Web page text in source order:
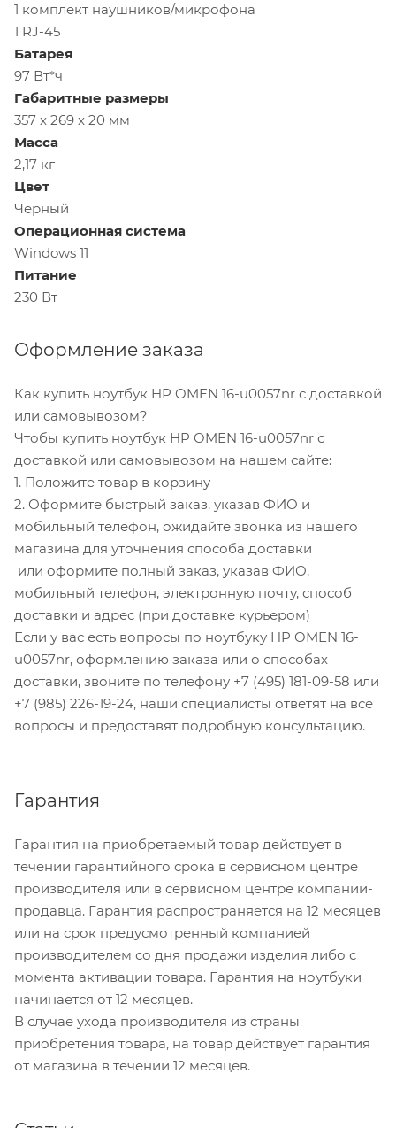
1 комплект наушников/микрофона
1 RJ-45
Батарея
97 Вт*ч
Габаритные размеры
357 x 269 x 20 мм
Масса
2,17 кг
Цвет
Черный
Операционная система
Windows 11
Питание
230 Вт
Оформление заказа
Как купить ноутбук HP OMEN 16-u0057nr с доставкой
или самовывозом?
Чтобы купить ноутбук HP OMEN 16-u0057nr с
доставкой или самовывозом на нашем сайте:
1. Положите товар в корзину
2. Оформите быстрый заказ, указав ФИО и
мобильный телефон, ожидайте звонка из нашего
магазина для уточнения способа доставки
или оформите полный заказ, указав ФИО,
мобильный телефон, электронную почту, способ
доставки и адрес (при доставке курьером)
Если у вас есть вопросы по ноутбуку HP OMEN 16-
u0057nr, оформлению заказа или о способах
доставки, звоните по телефону +7 (495) 181-09-58 или
+7 (985) 226-19-24, наши специалисты ответят на все
вопросы и предоставят подробную консультацию.
Гарантия
Гарантия на приобретаемый товар действует в
течении гарантийного срока в сервисном центре
производителя или в сервисном центре компании-
продавца. Гарантия распространяется на 12 месяцев
или на срок предусмотренный компанией
производителем со дня продажи изделия либо с
момента активации товара. Гарантия на ноутбуки
начинается от 12 месяцев.
В случае ухода производителя из страны
приобретения товара, на товар действует гарантия
от магазина в течении 12 месяцев.